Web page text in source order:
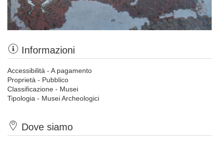
Informazioni
Accessibilità - A pagamento
Proprietà - Pubblico
Classificazione - Musei
Tipologia - Musei Archeologici
Dove siamo